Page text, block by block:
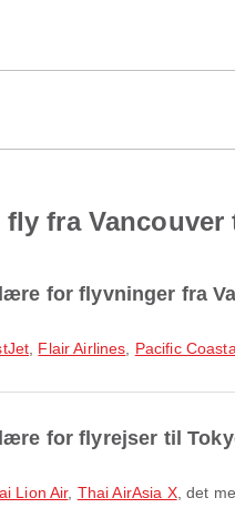
fra Vancouver
for flyvninger fra
Flair Airlines Pacific
for flyrejser til
Lion Air, Thai AirAsia X, det